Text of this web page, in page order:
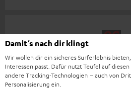
„Kauftipp Award
Damit‘s nach dir klingt
Wir wollen dir ein sicheres Surferlebnis
Interessen passt. Dafür nutzt Teufel auf
andere Tracking-Technologien – auch von
Personalisierung ein.